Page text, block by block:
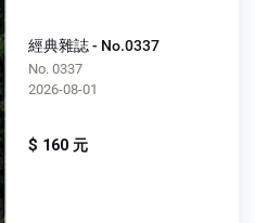
經典雜誌 - No.0337
No. 0337
2026-08-01
$ 160 元